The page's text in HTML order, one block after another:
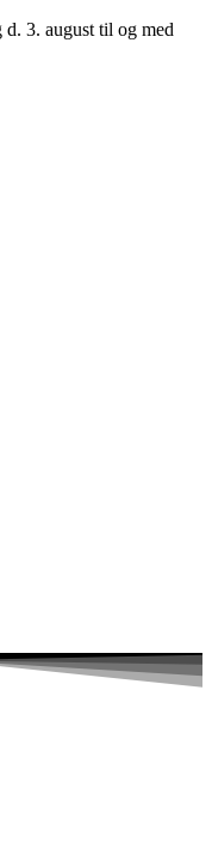
3. august til og med